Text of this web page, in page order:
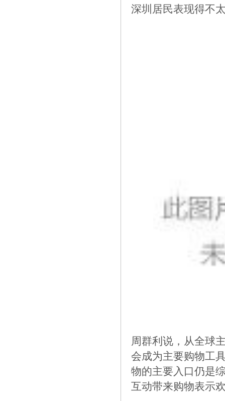
深圳居民表现得不
周群利说，从全球
会成为主要购物工
物的主要入口仍是
互动带来购物表示